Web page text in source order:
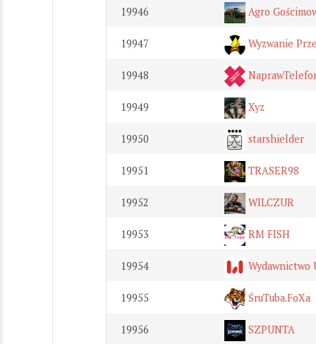
19946 Agro
19947 Wyzwanie
19948
19949 Xyz
19950 starshielder
19951 TRASER98
19952 WILCZUR
19953 RM FISH
19954 Wydawnictwo
19955 ŚruTuba.FoXa
19956 SZPUNTA